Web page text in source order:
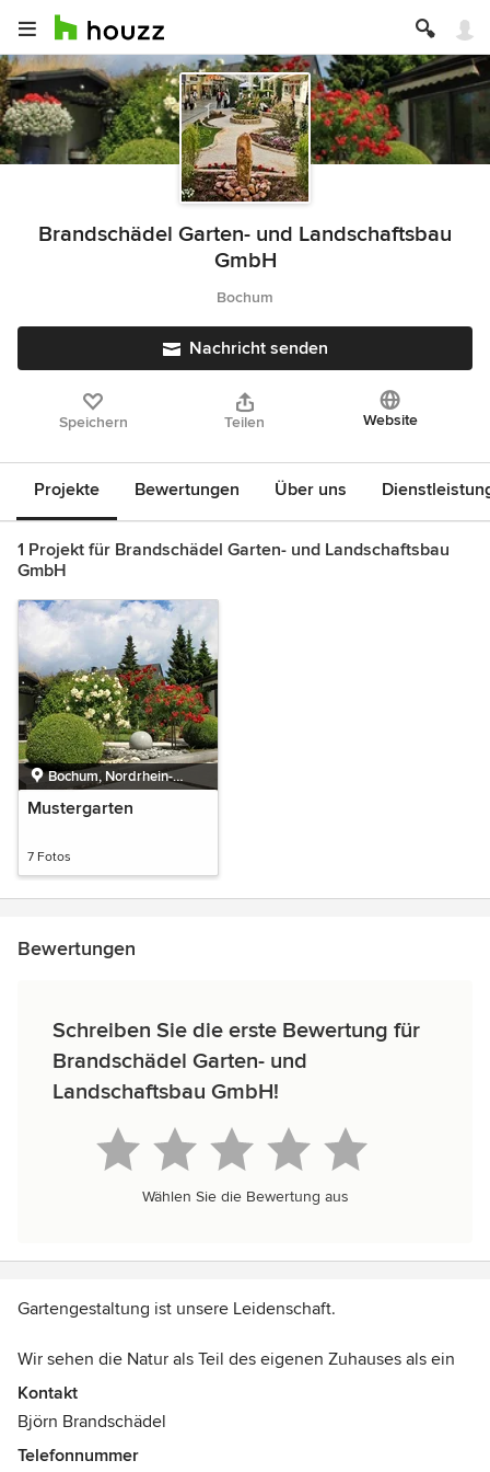
Brandschädel Garten- und Landschaftsbau
GmbH
Bochum
Nachricht senden
Speichern Teilen Website
Projekte Bewertungen Über uns
1 Projekt für Brandschädel Garten- und Landschaftsbau
GmbH
Bochum, Nordrhein-
Westfalen, Deutschland
Mustergarten
7 Fotos
Bewertungen
Schreiben Sie die erste Bewertung für
Brandschädel Garten- und
Landschaftsbau GmbH!
Wählen Sie die Bewertung aus
Gartengestaltung ist unsere Leidenschaft.
Wir sehen die Natur als Teil des eigenen Zuhauses als ein
wertvolles Gut an – ein Rückzugsort mit ganz persönlicher
Atmosphäre. Daher ist es uns wichtig, Ihren Garten nach
Ihren individuellen Vorstellungen und Wünschen zu
konzipieren, gestalten und zu bauen.
Kontakt
Björn Brandschädel
Telefonnummer